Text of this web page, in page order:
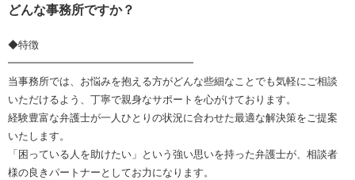
どんな事務所ですか？
◆特徴
━━━━━━━━━━━━━━━━━━
当事務所では、お悩みを抱える方がどんな些細なことでも気軽にご相談
いただけるよう、丁寧で親身なサポートを心がけております。
経験豊富な弁護士が一人ひとりの状況に合わせた最適な解決策をご提案
いたします。
「困っている人を助けたい」という強い思いを持った弁護士が、相談者
様の良きパートナーとしてお力になります。